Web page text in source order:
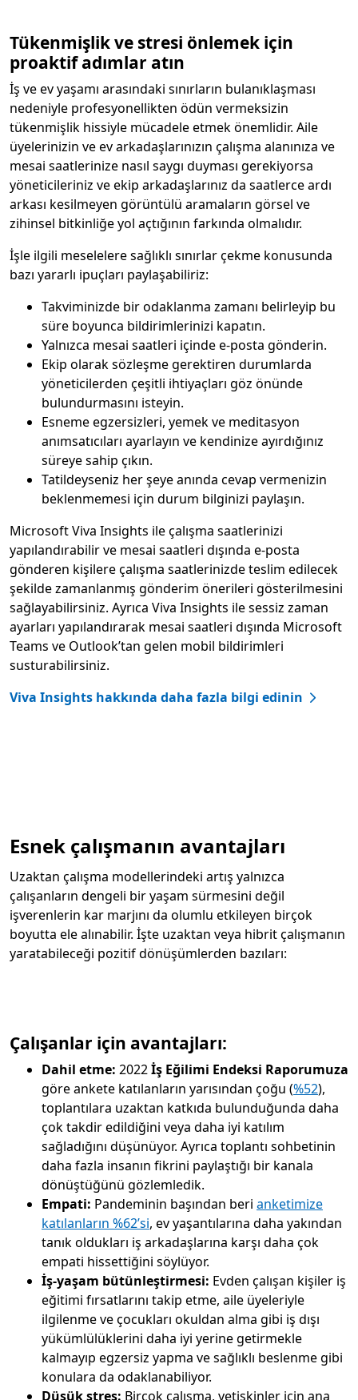
Tükenmişlik ve stresi önlemek için
proaktif adımlar atın
İş ve ev yaşamı arasındaki sınırların bulanıklaşması
nedeniyle profesyonellikten ödün vermeksizin
tükenmişlik hissiyle mücadele etmek önemlidir. Aile
üyelerinizin ve ev arkadaşlarınızın çalışma alanınıza ve
mesai saatlerinize nasıl saygı duyması gerekiyorsa
yöneticileriniz ve ekip arkadaşlarınız da saatlerce ardı
arkası kesilmeyen görüntülü aramaların görsel ve
zihinsel bitkinliğe yol açtığının farkında olmalıdır.
İşle ilgili meselelere sağlıklı sınırlar çekme konusunda
bazı yararlı ipuçları paylaşabiliriz:
Takviminizde bir odaklanma zamanı belirleyip bu
süre boyunca bildirimlerinizi kapatın.
Yalnızca mesai saatleri içinde e-posta gönderin.
Ekip olarak sözleşme gerektiren durumlarda
yöneticilerden çeşitli ihtiyaçları göz önünde
bulundurmasını isteyin.
Esneme egzersizleri, yemek ve meditasyon
anımsatıcıları ayarlayın ve kendinize ayırdığınız
süreye sahip çıkın.
Tatildeyseniz her şeye anında cevap vermenizin
beklenmemesi için durum bilginizi paylaşın.
Microsoft Viva Insights ile çalışma saatlerinizi
yapılandırabilir ve mesai saatleri dışında e-posta
gönderen kişilere çalışma saatlerinizde teslim edilecek
şekilde zamanlanmış gönderim önerileri gösterilmesini
sağlayabilirsiniz. Ayrıca Viva Insights ile sessiz zaman
ayarları yapılandırarak mesai saatleri dışında Microsoft
Teams ve Outlook’tan gelen mobil bildirimleri
susturabilirsiniz.
Viva Insights hakkında daha fazla bilgi edinin
Esnek çalışmanın avantajları
Uzaktan çalışma modellerindeki artış yalnızca
çalışanların dengeli bir yaşam sürmesini değil
işverenlerin kar marjını da olumlu etkileyen birçok
boyutta ele alınabilir. İşte uzaktan veya hibrit çalışmanın
yaratabileceği pozitif dönüşümlerden bazıları:
Çalışanlar için avantajları:
Dahil etme: 2022İş Eğilimi Endeksi Raporumuza
göre ankete katılanların yarısından çoğu (%52),
toplantılara uzaktan katkıda bulunduğunda daha
çok takdir edildiğini veya daha iyi katılım
sağladığını düşünüyor. Ayrıca toplantı sohbetinin
daha fazla insanın fikrini paylaştığı bir kanala
dönüştüğünü gözlemledik.
Empati: Pandeminin başından beri anketimize
katılanların %62’si, ev yaşantılarına daha yakından
tanık oldukları iş arkadaşlarına karşı daha çok
empati hissettiğini söylüyor.
İş-yaşam bütünleştirmesi: Evden çalışan kişiler iş
eğitimi fırsatlarını takip etme, aile üyeleriyle
ilgilenme ve çocukları okuldan alma gibi iş dışı
yükümlülüklerini daha iyi yerine getirmekle
kalmayıp egzersiz yapma ve sağlıklı beslenme gibi
konulara da odaklanabiliyor.
Düşük stres: Birçok çalışma, yetişkinler için ana